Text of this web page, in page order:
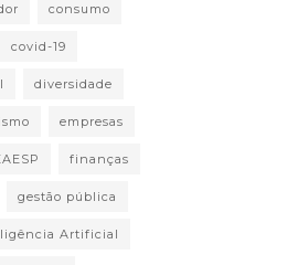
consumo
covid-19
diversidade
empresas
finanças
gestão pública
Artificial